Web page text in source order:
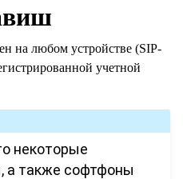
на любом устройстве (SIP-
учетной
некоторые
а также софтфоны